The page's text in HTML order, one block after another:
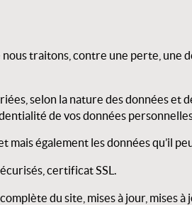
traitons, contre une perte, une
selon la nature des données et
de vos données
également les données qu’il
certificat SSL.
du site, mises à jour, mises à